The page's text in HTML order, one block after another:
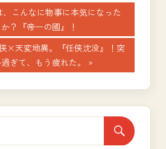
、こんなに物事に本気になった
？『帝一の國』！
×天変地異。『任侠沈没』！突
ぎて、もう疲れた。